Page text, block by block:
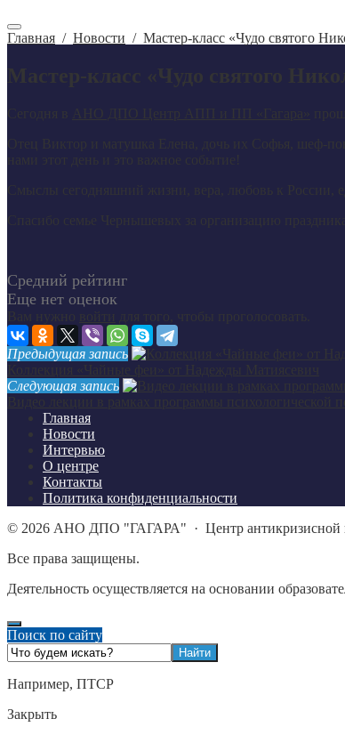
Главная / Новости / Мастер-класс «Чудо святого
Средний рейтинг
Еще нет оценок
Предыдущая запись
Следующая запись
Главная
Новости
Интервью
О центре
Контакты
Политика конфиденциальности
© 2026 АНО ДПО "ГАГАРА" · Центр антикризисной
Все права защищены.
Деятельность осуществляется на основании
Поиск по сайту
Например, ПТСР
Закрыть